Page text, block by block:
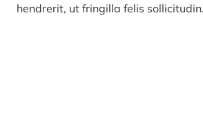
hendrerit, ut fringilla felis sollicitudin.